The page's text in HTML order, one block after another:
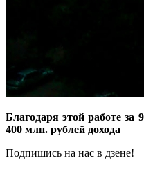
Благодаря этой работе за
400 млн. рублей дохода
Подпишись на нас в дзене!